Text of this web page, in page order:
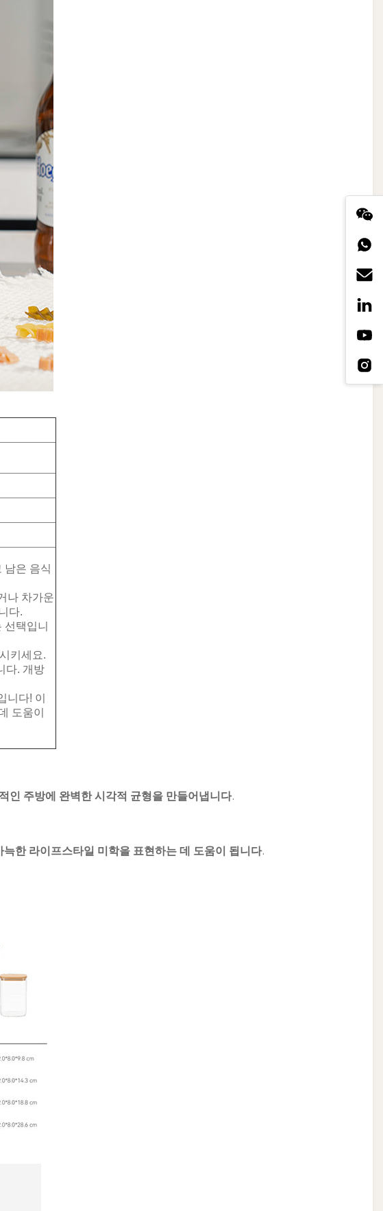
남은 음식
나 차가운
다.
택입니
키세요.
다. 개방
니다! 이
도움이
인 주방에 완벽한 시각적 균형을 만들어냅니다.
한 라이프스타일 미학을 표현하는 데 도움이 됩니다.